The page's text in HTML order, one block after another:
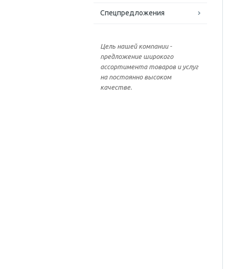
Спецпредложения
Цель нашей компании -
предложение широкого
ассортимента товаров и услуг
на постоянно высоком
качестве.